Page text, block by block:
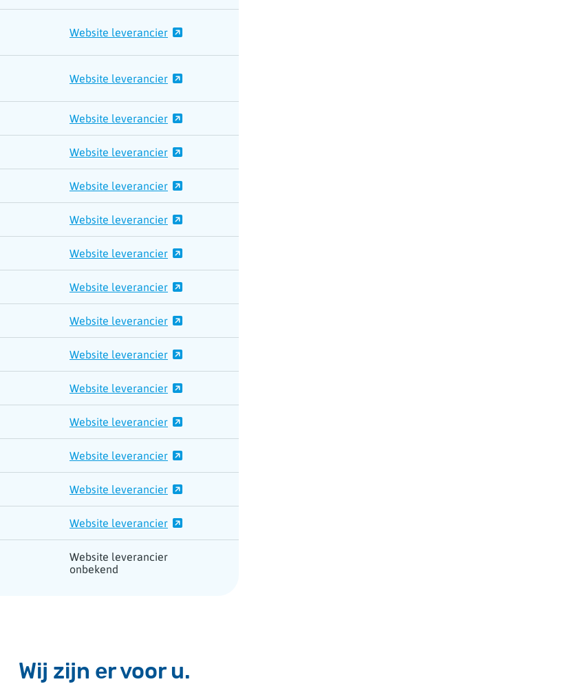
Website leverancier
Website leverancier
Website leverancier
Website leverancier
Website leverancier
Website leverancier
Website leverancier
Website leverancier
Website leverancier
Website leverancier
Website leverancier
Website leverancier
Website leverancier
Website leverancier
Website leverancier
Website leverancier
onbekend
Wij zijn er voor u.